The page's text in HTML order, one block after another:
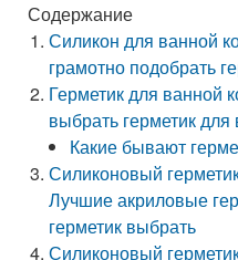
Содержание
Силикон для ванной
грамотно подобрать
Герметик для ванной
выбрать герметик
Какие бывают
Силиконовый
Лучшие акриловые
герметик выбрать
Силиконовый